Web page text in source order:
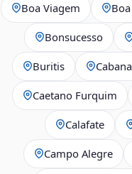
Boa Viagem
Bonsucesso
Buritis
Caetano Furquim
Calafate
Campo Alegre